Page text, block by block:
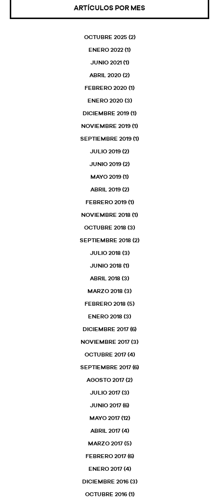
ARTÍCULOS POR MES
OCTUBRE 2025(2)
ENERO 2022 (1)
JUNIO 2021(1)
ABRIL 2020 (2)
FEBRERO 2020 (1)
ENERO 2020(3)
DICIEMBRE 2019 (1)
NOVIEMBRE 2019 (1)
SEPTIEMBRE 2019 (1)
JULIO 2019 (2)
JUNIO 2019 (2)
MAYO 2019 (1)
ABRIL 2019(2)
FEBRERO 2019(1)
NOVIEMBRE 2018 (1)
OCTUBRE 2018 (3)
SEPTIEMBRE 2018 (2)
JULIO 2018(3)
JUNIO 2018 (1)
ABRIL 2018 (3)
MARZO 2018 (3)
FEBRERO 2018 (5)
ENERO 2018 (3)
DICIEMBRE 2017 (6)
NOVIEMBRE 2017 (3)
OCTUBRE 2017(4)
SEPTIEMBRE 2017 (6)
AGOSTO 2017 (2)
JULIO 2017 (3)
JUNIO 2017 (6)
MAYO 2017(12)
ABRIL 2017(4)
MARZO 2017(5)
FEBRERO 2017(6)
ENERO 2017(4)
DICIEMBRE 2016(3)
OCTUBRE 2016(1)